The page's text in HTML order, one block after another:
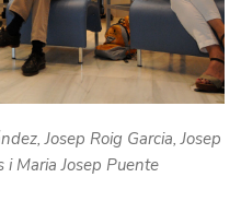
Josep Roig Garcia, Josep
i Maria Josep Puente